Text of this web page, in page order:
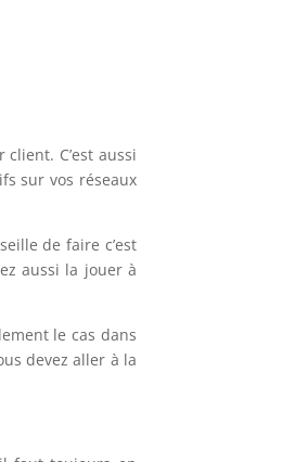
C’est aussi
sur vos réseaux
de faire c’est
aussi la jouer à
le cas dans
devez aller à la